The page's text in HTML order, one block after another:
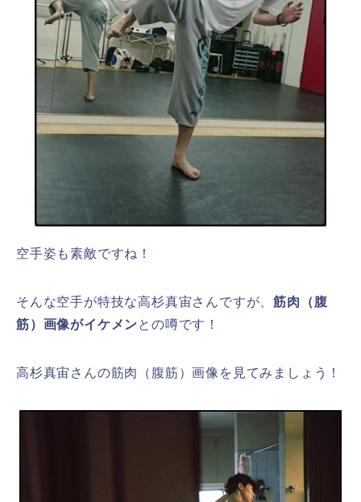
空手姿も素敵ですね！
そんな空手が特技な高杉真宙さんですが、筋肉（腹
筋）画像がイケメンとの噂です！
高杉真宙さんの筋肉（ 腹筋）画像を見てみましょう ！